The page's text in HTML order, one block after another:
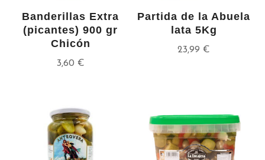
Banderillas Extra
(picantes) 900 gr
Chicón
3,60 €
Partida de la Abuela
lata 5Kg
23,99€